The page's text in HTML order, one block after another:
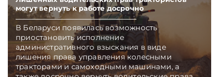
могут вернуть к работе досрочно
В Беларуси появилась возможность
приостановить исполнение
административного взыскания в виде
лишения права управления колесными
тракторами и самоходными машинами, а